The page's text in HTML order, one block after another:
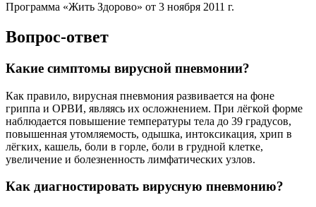
Программа «Жить Здорово» от 3 ноября 2011 г.
Вопрос-ответ
Какие симптомы вирусной пневмонии?
Как правило, вирусная пневмония развивается на фоне
гриппа и ОРВИ, являясь их осложнением. При лёгкой форме
наблюдается повышение температуры тела до 39 градусов,
повышенная утомляемость, одышка, интоксикация, хрип в
лёгких, кашель, боли в горле, боли в грудной клетке,
увеличение и болезненность лимфатических узлов.
Как диагностировать вирусную пневмонию?